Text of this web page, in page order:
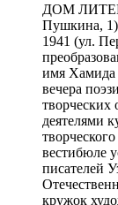
ДОМ
Пушкина,
1941 (ул.
имя Хамида
вечера
творческих
деятелями
вестибюле
писателей
кружок